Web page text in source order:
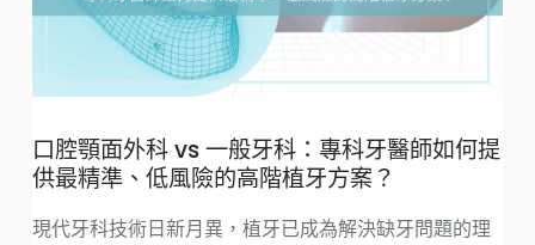
口腔顎面外科 vs 一般牙科：專科牙醫師如何提
供最精準、低風險的高階植牙方案？
現代牙科技術日新月異，植牙已成為解決缺牙問題的理